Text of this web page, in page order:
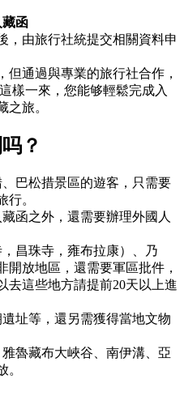
函
，由旅行社統提交相關資料申
通過與專業的旅行社合作，
樣一來，您能够輕鬆完成入
之旅。
？
巴松措景區的遊客，只需要
行。
函之外，還需要辦理外國人
昌珠寺，雍布拉康）、乃
放地區，還需要軍區批件，
去這些地方請提前20天以上進
址等，還另需獲得當地文物
魯藏布大峽谷、南伊溝、亞
。